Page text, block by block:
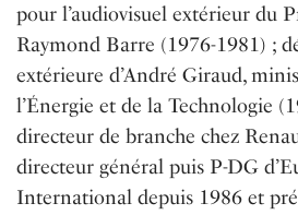
pour l’audiovisuel extérieur du
Raymond Barre (1976-1981) ;
extérieure d’André Giraud,
l’Énergie et de la Technologie
directeur de branche chez
directeur général puis P-DG
International depuis 1986 et